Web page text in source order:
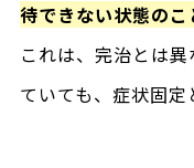
待できない状態のこ
これは、完治とは
ていても、症状固定